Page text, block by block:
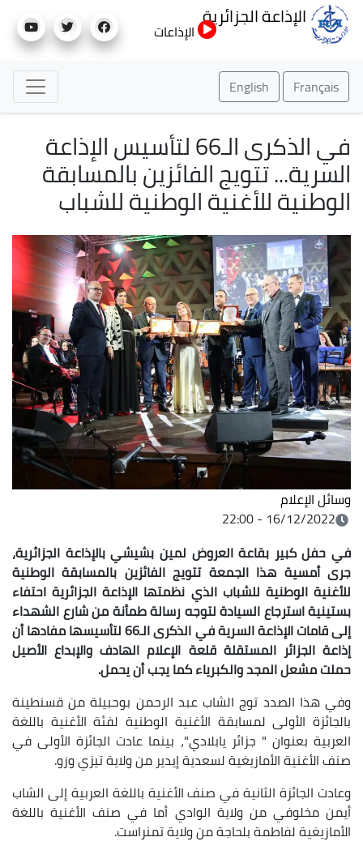
إلى
الإذاعة الجزائرية
الإذاعات
Français
English
في الذكرى الـ66 لتأسيس الإذاعة
السرية... تتويج الفائزين بالمسابقة
الوطنية للأغنية الوطنية للشباب
وسائل الإعلام
16/12/2022 - 22:00
في حفل كبير بقاعة العروض لمين بشيشي بالإذاعة الجزائرية،
جرى أمسية هذا الجمعة تتويج الفائزين بالمسابقة الوطنية
للأغنية الوطنية للشباب الذي نظمتها الإذاعة الجزائرية احتفاء
بستينية استرجاع السيادة لتوجه رسالة طمأنة من شارع الشهداء
إلى قامات الإذاعة السرية في الذكرى الـ66 لتأسيسها مفادها أن
إذاعة الجزائر المستقلة قلعة الإعلام الهادف والإبداع الأصيل
حملت مشعل المجد والكبرياء كما يجب أن يحمل.
وفي هذا الصدد توج الشاب عبد الرحمن بوحبيلة من قسنطينة
بالجائزة الأولى لمسابقة الأغنية الوطنية لفئة الأغنية باللغة
العربية بعنوان " جزائر يابلادي"، بينما عادت الجائزة الأولى في
صنف الأغنية الأمازيغية لسعدية إيدير من ولاية تيزي وزو.
وعادت الجائزة الثانية في صنف الأغنية باللغة العربية إلى الشاب
أيمن مخلوفي من ولاية الوادي أما في صنف الأغنية باللغة
الأمازيغية لفاطمة بلحاجة من ولاية تمنراست.